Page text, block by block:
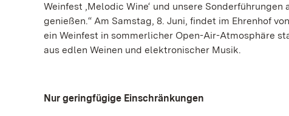
Weinfest ‚Melodic Wine‘ und unsere
genießen.“ Am Samstag, 8. Juni, findet im Ehrenhof
ein Weinfest in sommerlicher Open-Air-Atmosphäre
aus edlen Weinen und elektronischer Musik.
Nur geringfügige Einschränkungen